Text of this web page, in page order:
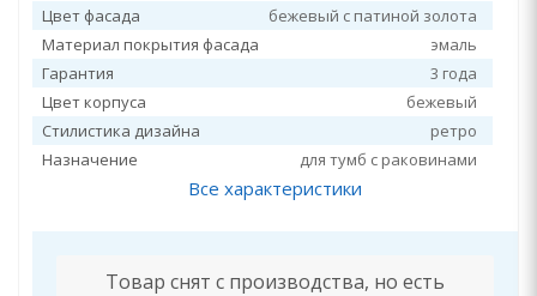
Цвет фасада
бежевый с патиной золота
Материал покрытия фасада
эмаль
Гарантия
3 года
Цвет корпуса
бежевый
Стилистика дизайна
ретро
Назначение
для тумб с раковинами
Все характеристики
Товар снят с производства, но есть